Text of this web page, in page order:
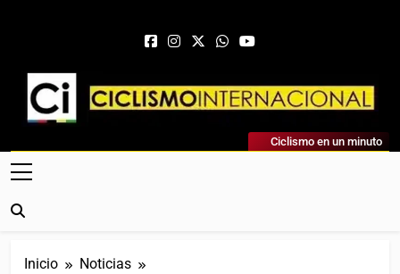
Ciclismo Internacional
Web Dedicada Al Ciclismo Mundial. Entrevistas, Análisis,
Crónicas, Previas Y Más. La Web Ciclista De Referencia.
Ciclismo en un minuto
Inicio
Noticias